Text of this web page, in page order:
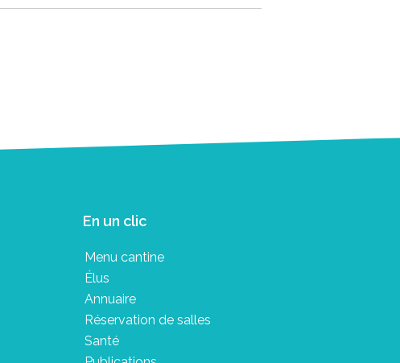
En un clic
Menu cantine
Élus
Annuaire
Réservation de salles
Santé